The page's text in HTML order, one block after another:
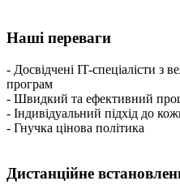
Наші переваги
- Досвідчені IT-спеціалісти з
програм
- Швидкий та ефективний
- Індивідуальний підхід до
- Гнучка цінова політика
Дистанційне